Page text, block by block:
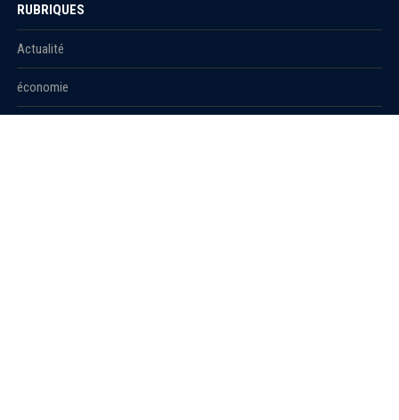
RUBRIQUES
Actualité
économie